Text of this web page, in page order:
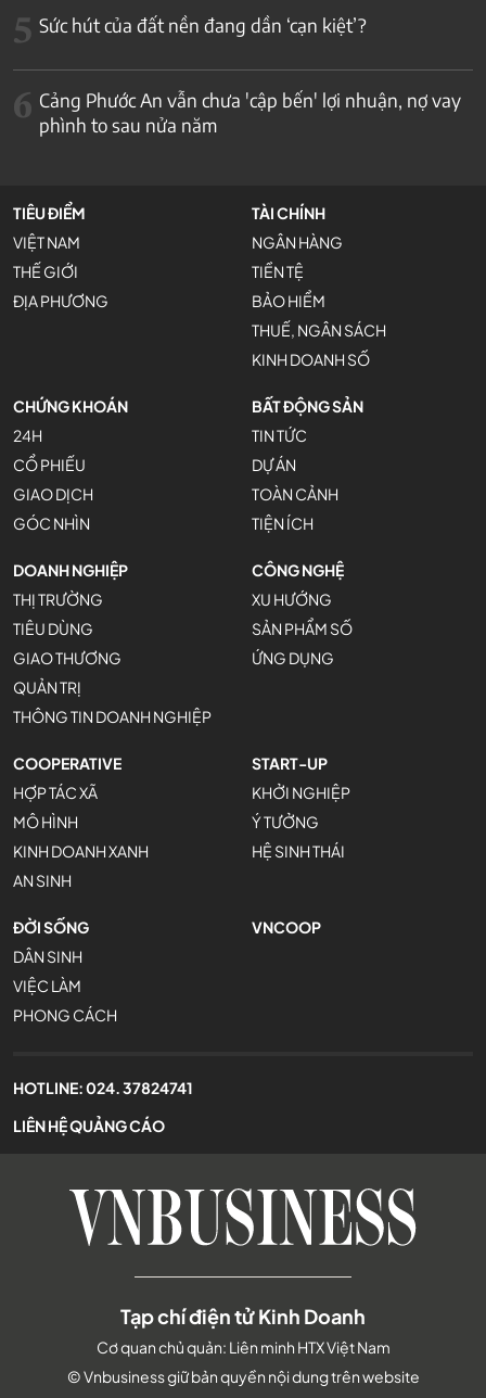
5 Sức hút của đất nền đang dần ‘cạn kiệt’?
6 Cảng Phước An vẫn chưa 'cập bến' lợi nhuận, nợ vay
phình to sau nửa năm
TIÊU ĐIỂM
VIỆT NAM
THẾ GIỚI
ĐỊA PHƯƠNG
TÀI CHÍNH
NGÂN HÀNG
TIỀN TỆ
BẢO HIỂM
THUẾ, NGÂN SÁCH
KINH DOANH SỐ
CHỨNG KHOÁN
24H
CỔ PHIẾU
GIAO DỊCH
GÓC NHÌN
BẤT ĐỘNG SẢN
TIN TỨC
DỰ ÁN
TOÀN CẢNH
TIỆN ÍCH
DOANH NGHIỆP
THỊ TRƯỜNG
TIÊU DÙNG
GIAO THƯƠNG
QUẢN TRỊ
THÔNG TIN DOANH NGHIỆP
CÔNG NGHỆ
XU HƯỚNG
SẢN PHẨM SỐ
ỨNG DỤNG
COOPERATIVE
HỢP TÁC XÃ
MÔ HÌNH
KINH DOANH XANH
AN SINH
START-UP
KHỞI NGHIỆP
Ý TƯỞNG
HỆ SINH THÁI
ĐỜI SỐNG
DÂN SINH
VIỆC LÀM
PHONG CÁCH
VNCOOP
HOTLINE:024. 37824741
LIÊN HỆ QUẢNG CÁO
Tạp chí điện tử Kinh Doanh
Cơ quan chủ quản: Liên minh HTX Việt Nam
© Vnbusiness giữ bản quyền nội dung trên website